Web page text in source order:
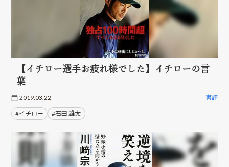
【イチロー選手お疲れ様でした】イチローの言
葉
2019.03.22 書評
#イチロー #石田 雄太